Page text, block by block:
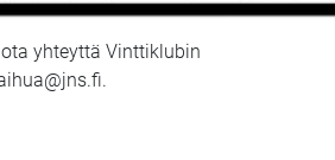
yhteyttä Vinttiklubin